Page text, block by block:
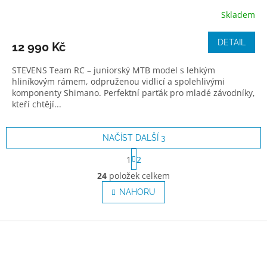
Skladem
12 990 Kč DETAIL
STEVENS Team RC – juniorský MTB model s lehkým
hliníkovým rámem, odpruženou vidlicí a spolehlivými
komponenty Shimano. Perfektní parťák pro mladé závodníky,
kteří chtějí...
O
v
l
á
NAČÍST DALŠÍ 3
S
t
r
á
n
k
v
1
2
24 položek celkem
NAHORU